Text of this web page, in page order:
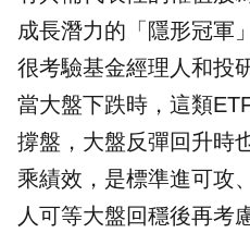
成長潛力的「隱形冠軍
很考驗基金經理人和投
當大盤下跌時，這類
撐盤，大盤反彈回升時
乘績效，是標準進可攻
人可等大盤回穩後再考